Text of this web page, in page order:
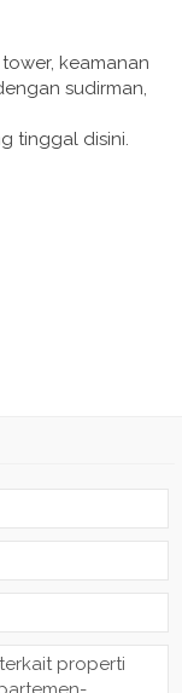
keamanan
sudirman,
tinggal disini.